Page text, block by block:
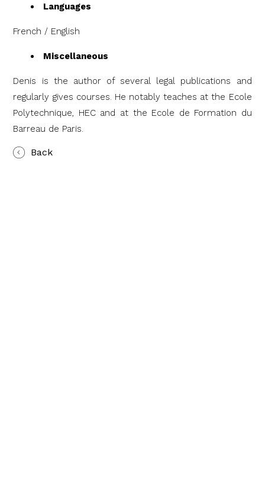
Languages
French / English
Miscellaneous
Denis is the author of several legal publications and
regularly gives courses. He notably teaches at the Ecole
Polytechnique, HEC and at the Ecole de Formation du
Barreau de Paris.
Back